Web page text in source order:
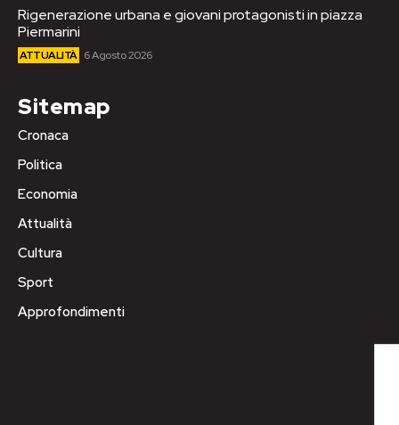
Rigenerazione urbana e giovani protagonisti in piazza
Piermarini
ATTUALITÀ 6 Agosto 2026
Sitemap
Cronaca
Politica
Economia
Attualità
Cultura
Sport
Approfondimenti